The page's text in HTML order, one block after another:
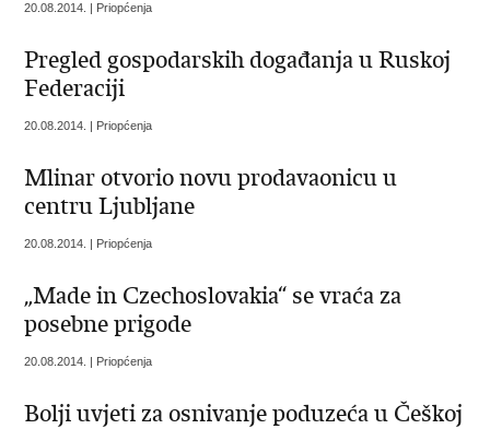
20.08.2014. | Priopćenja
Pregled gospodarskih događanja u Ruskoj
Federaciji
20.08.2014. | Priopćenja
Mlinar otvorio novu prodavaonicu u
centru Ljubljane
20.08.2014. | Priopćenja
„Made in Czechoslovakia“ se vraća za
posebne prigode
20.08.2014. | Priopćenja
Bolji uvjeti za osnivanje poduzeća u Češkoj